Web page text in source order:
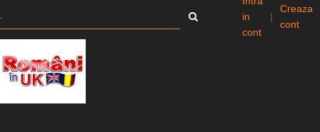
in
cont
|
Creaza
cont